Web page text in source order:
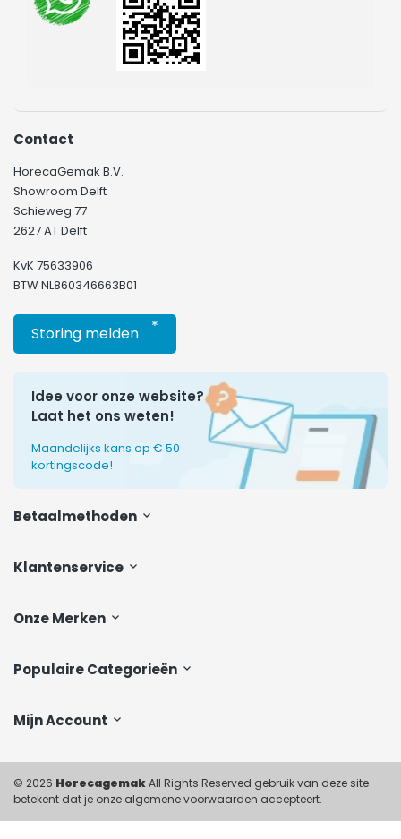
Klantenservice
Onze Merken
Populaire Categorieën
Mijn Account
Contact
HorecaGemak B.V.
Showroom Delft
Schieweg 77
2627 AT Delft
KvK 75633906
BTW NL860346663B01
Storing melden *
Idee voor onze website?
Laat het ons weten!
Maandelijks kans op € 50
kortingscode!
Betaalmethoden
© 2026 HorecagemakAll Rights Reserved gebruik van deze site
betekent dat je onze algemene voorwaarden accepteert.